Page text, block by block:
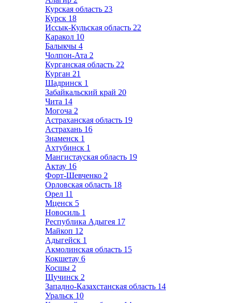
Курская область 23
Курск 18
Иссык-Кульская область 22
Каракол 10
Балыкчы 4
Чолпон-Ата 2
Курганская область 22
Курган 21
Шадринск 1
Забайкальский край 20
Чита 14
Могоча 2
Астраханская область 19
Астрахань 16
Знаменск 1
Ахтубинск 1
Мангистауская область 19
Актау 16
Форт-Шевченко 2
Орловская область 18
Орел 11
Мценск 5
Новосиль 1
Республика Адыгея 17
Майкоп 12
Адыгейск 1
Акмолинская область 15
Кокшетау 6
Косшы 2
Щучинск 2
Западно-Казахстанская область 14
Уральск 10